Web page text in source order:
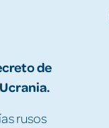
de
rusos